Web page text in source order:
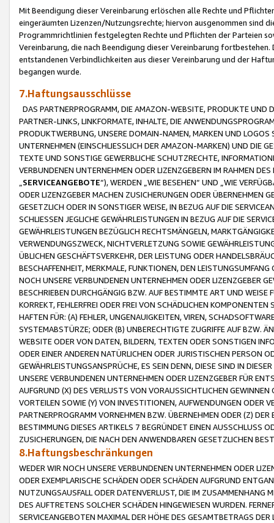
Mit Beendigung dieser Vereinbarung erlöschen alle Rechte und
eingeräumten Lizenzen/Nutzungsrechte; hiervon ausgenommen sind
Programmrichtlinien festgelegten Rechte und Pflichten der Parteien
Vereinbarung, die nach Beendigung dieser Vereinbarung
entstandenen Verbindlichkeiten aus dieser Vereinbarung und der
begangen wurde.
7.Haftungsausschlüsse
DAS PARTNERPROGRAMM, DIE AMAZON-WEBSITE, PRODUKTE UND
PARTNER-LINKS, LINKFORMATE, INHALTE, DIE
PRODUKTWERBUNG, UNSERE DOMAIN-NAMEN, MARKEN UND
UNTERNEHMEN (EINSCHLIESSLICH DER AMAZON-MARKEN) UND DIE
TEXTE UND SONSTIGE GEWERBLICHE SCHUTZRECHTE,
VERBUNDENEN UNTERNEHMEN ODER LIZENZGEBERN IM RAHMEN
SERVICEANGEBOTE“), WERDEN „WIE BESEHEN“ UND „WIE
ODER LIZENZGEBER MACHEN ZUSICHERUNGEN ODER ÜBERNEHMEN
GESETZLICH ODER IN SONSTIGER WEISE, IN BEZUG AUF DIE
SCHLIESSEN JEGLICHE GEWÄHRLEISTUNGEN IN BEZUG AUF DIE
GEWÄHRLEISTUNGEN BEZÜGLICH RECHTSMÄNGELN,
VERWENDUNGSZWECK, NICHTVERLETZUNG SOWIE
ÜBLICHEN GESCHÄFTSVERKEHR, DER LEISTUNG ODER
BESCHAFFENHEIT, MERKMALE, FUNKTIONEN, DEN
NOCH UNSERE VERBUNDENEN UNTERNEHMEN ODER LIZENZGEBER
BESCHRIEBEN DURCHGÄNGIG BZW. AUF BESTIMMTE ART UND
KORREKT, FEHLERFREI ODER FREI VON SCHÄDLICHEN
HAFTEN FÜR: (A) FEHLER, UNGENAUIGKEITEN, VIREN,
SYSTEMABSTÜRZE; ODER (B) UNBERECHTIGTE ZUGRIFFE AUF BZW.
WEBSITE ODER VON DATEN, BILDERN, TEXTEN ODER SONSTIGEN
ODER EINER ANDEREN NATÜRLICHEN ODER JURISTISCHEN PERSON
GEWÄHRLEISTUNGSANSPRÜCHE, ES SEIN DENN, DIESE SIND IN
UNSERE VERBUNDENEN UNTERNEHMEN ODER LIZENZGEBER FÜR
AUFGRUND (X) DES VERLUSTS VON VORAUSSICHTLICHEN
VORTEILEN SOWIE (Y) VON INVESTITIONEN, AUFWENDUNGEN ODER
PARTNERPROGRAMM VORNEHMEN BZW. ÜBERNEHMEN ODER (Z)
BESTIMMUNG DIESES ARTIKELS 7 BEGRÜNDET EINEN AUSSCHLUSS
ZUSICHERUNGEN, DIE NACH DEN ANWENDBAREN GESETZLICHEN
8.Haftungsbeschränkungen
WEDER WIR NOCH UNSERE VERBUNDENEN UNTERNEHMEN ODER
ODER EXEMPLARISCHE SCHÄDEN ODER SCHÄDEN AUFGRUND
NUTZUNGSAUSFALL ODER DATENVERLUST, DIE IM ZUSAMMENHANG
DES AUFTRETENS SOLCHER SCHÄDEN HINGEWIESEN WURDEN.
SERVICEANGEBOTEN MAXIMAL DER HÖHE DES GESAMTBETRAGS